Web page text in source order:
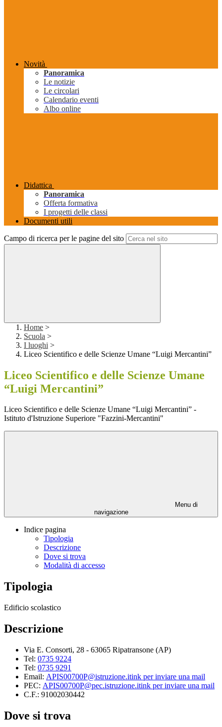
Novità
Panoramica
Le notizie
Le circolari
Calendario eventi
Albo online
Didattica
Panoramica
Offerta formativa
I progetti delle classi
Documenti utili
Campo di ricerca per le pagine del sito
Home >
Scuola >
I luoghi >
Liceo Scientifico e delle Scienze Umane “Luigi Mercantini”
Liceo Scientifico e delle Scienze Umane
“Luigi Mercantini”
Liceo Scientifico e delle Scienze Umane “Luigi Mercantini” -
Istituto d'Istruzione Superiore "Fazzini-Mercantini"
Menu di
navigazione
Indice pagina
Tipologia
Descrizione
Dove si trova
Modalità di accesso
Tipologia
Edificio scolastico
Descrizione
Via E. Consorti, 28 - 63065 Ripatransone (AP)
Tel: 0735 9224
Tel: 0735 9291
Email: APIS00700P@istruzione.itink per inviare una mail
PEC: APIS00700P@pec.istruzione.itink per inviare una mail
C.F.: 91002030442
Dove si trova